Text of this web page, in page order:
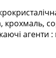
крохмаль,
агенти